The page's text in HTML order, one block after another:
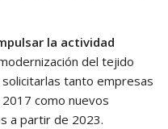
la actividad
del tejido
tanto empresas
como nuevos
a partir de 2023.